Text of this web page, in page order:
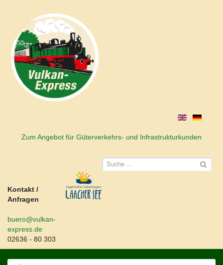
Zum Angebot für Güterverkehrs- und Infrastrukturkunden
Kontakt /
Anfragen
buero@vulkan-
express.de
02636 - 80 303